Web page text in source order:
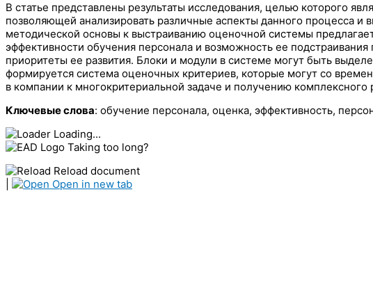
В статье представлены результаты исследования, целью которого
позволяющей анализировать различные аспекты данного процесса и
методической основы к выстраиванию оценочной системы
эффективности обучения персонала и возможность ее
приоритеты ее развития. Блоки и модули в системе могут быть
формируется система оценочных критериев, которые могут со
в компании к многокритериальной задаче и получению
Ключевые слова: обучение персонала, оценка, эффективность,
Loading...
Taking too long?
Reload document
Open in new tab